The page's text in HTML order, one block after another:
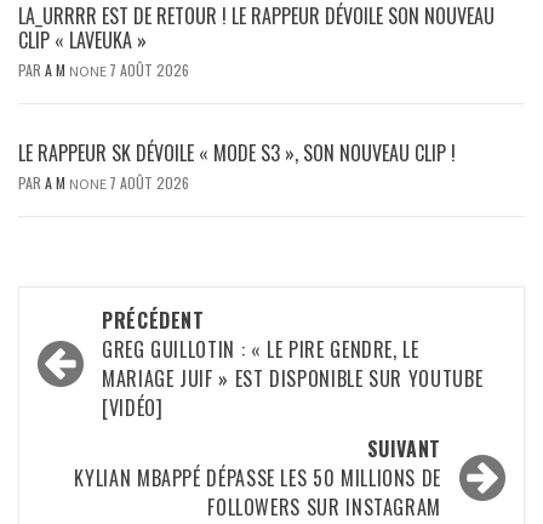
LA_URRRR EST DE RETOUR ! LE RAPPEUR DÉVOILE SON NOUVEAU
CLIP « LAVEUKA »
PAR A M NONE 7 AOÛT 2026
LE RAPPEUR SK DÉVOILE « MODE S3 », SON NOUVEAU CLIP !
PAR A M NONE 7 AOÛT 2026
Navigation
d’article
PRÉCÉDENT
GREG GUILLOTIN : « LE PIRE GENDRE, LE
MARIAGE JUIF » EST DISPONIBLE SUR YOUTUBE
[VIDÉO]
SUIVANT
KYLIAN MBAPPÉ DÉPASSE LES 50 MILLIONS DE
FOLLOWERS SUR INSTAGRAM